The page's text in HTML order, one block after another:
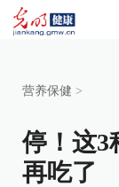
营养保健 >
停！这3
再吃了